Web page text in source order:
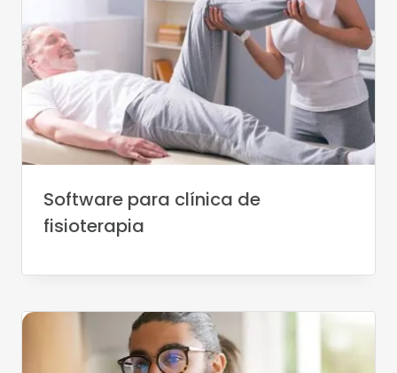
Software para clínica de
fisioterapia